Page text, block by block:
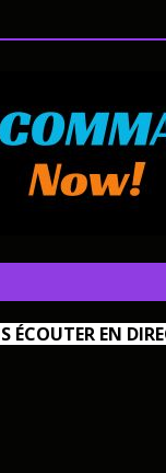
ÉCOUTER EN